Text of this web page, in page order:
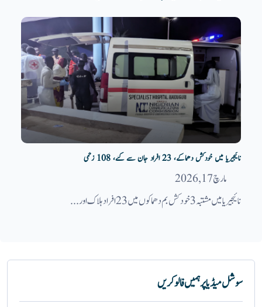
نائیجیریا میں خودکش دھماکے، 23 افراد جان سے گئے، 108 زخمی
مارچ 17, 2026
نائیجیریا میں مشتبہ 3 خودکش بم دھماکوں میں 23 افراد ہلاک اور...
سوشل میڈیا پر ہمیں فالو کریں